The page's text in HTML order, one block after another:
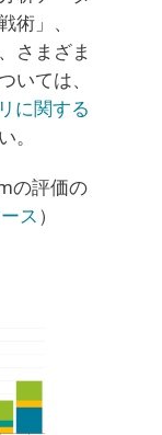
術」、
さまざま
いては、
に関する
。
の評価の
ス）